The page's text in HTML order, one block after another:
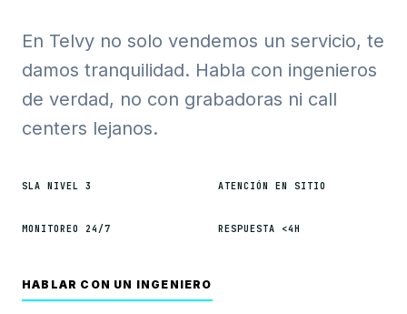
En Telvy no solo vendemos un servicio, te
damos tranquilidad. Habla con ingenieros
de verdad, no con grabadoras ni call
centers lejanos.
SLA NIVEL 3 ATENCIÓN EN SITIO
MONITOREO 24/7 RESPUESTA <4H
HABLAR CON UN INGENIERO